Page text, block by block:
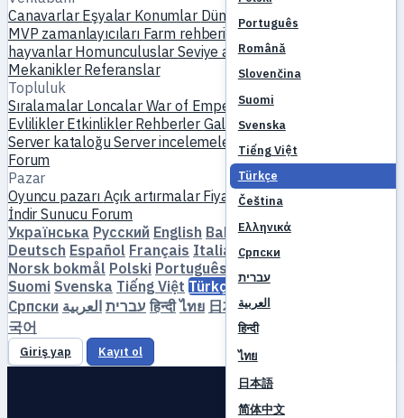
Português
Română
Slovenčina
Suomi
Svenska
Tiếng Việt
Türkçe
Čeština
Ελληνικά
Српски
עברית
العربية
हिन्दी
ไทย
日本語
简体中文
Canavarlar Eşyalar Konumlar Dünya haritası
MVP zamanlayıcıları Farm rehberi Üretim & demircilik
hayvanlar HomunculuslarSeviye atlamaKarşılaştır
Mekanikler Referanslar
Topluluk
Sıralamalar Loncalar War of EmperiumOyuncu profilleri
Evlilikler Etkinlikler Rehberler GaleriVideoBloglar
Server kataloğuServer incelemeleri
Partnerler
Forum
Pazar
Oyuncu pazarı Açık artırmalar Fiyat trendleri
İndirSunucu Forum
Українська Русский English Bahasa Indonesia
Deutsch Español Français Italiano Magyar
Norsk bokmål Polski Português
Suomi Svenska Tiếng Việt Türkçe Čeština
Српски
עברית العربية हिन्दी ไทย 日本語 简体中文
국어
Giriş yap Kayıt ol